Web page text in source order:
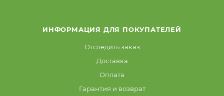
ИНФОРМАЦИЯ ДЛЯ ПОКУПАТЕЛЕЙ
Отследить заказ
Доставка
Оплата
Гарантия и возврат